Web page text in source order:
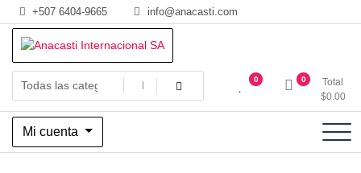
Saltar
al
contenido
+507 6404-9665 info@anacasti.com
Anacasti Internacional SA
Ventas de productos al por mayor de flores y plantas. juguetes,
navidad, religioso y adornos
0 0
Total
$0.00
Mi cuenta